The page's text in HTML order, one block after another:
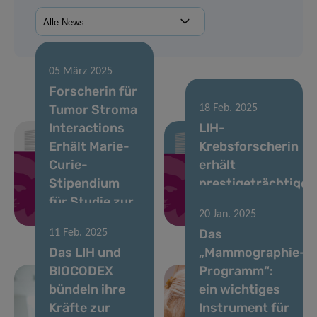
05 März 2025
Forscherin für
Tumor Stroma
Interactions
Erhält Marie-
Curie-
Stipendium
für Studie zur
Krebsimmuntherapie
18 Feb. 2025
LIH-
Krebsforscherin
erhält
prestigeträchtiges
Stipendium
11 Feb. 2025
Das LIH und
BIOCODEX
bündeln ihre
Kräfte zur
20 Jan. 2025
Das
„Mammographie-
Programm“:
ein wichtiges
Instrument für